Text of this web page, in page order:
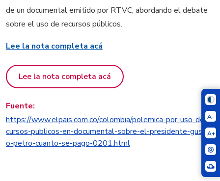
A-
A+
de un documental emitido por RTVC, abordando el debate
sobre el uso de recursos públicos.
Lee la nota completa acá
Lee la nota completa acá
Fuente:
https://www.elpais.com.co/colombia/polemica-por-uso-de-re
cursos-publicos-en-documental-sobre-el-presidente-gustav
o-petro-cuanto-se-pago-0201.html